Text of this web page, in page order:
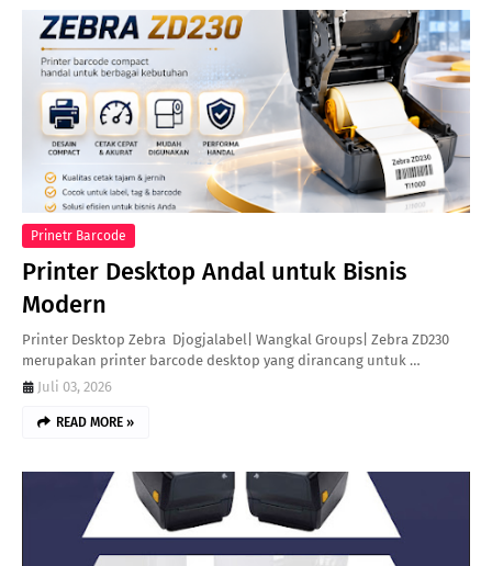
Prinetr Barcode
Printer Desktop Andal untuk Bisnis
Modern
Printer Desktop Zebra Djogjalabel| Wangkal Groups| Zebra ZD230
merupakan printer barcode desktop yang dirancang untuk …
Juli 03, 2026
READ MORE »